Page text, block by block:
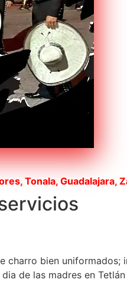
Tonala, Guadalajara,
bien
de las madres en